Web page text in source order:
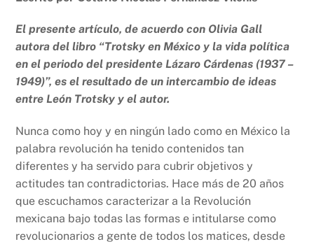
c
e
b
o
o
at
s
A
p
p
nt p
y
Li
n
k
El presente artículo, de acuerdo con Olivia Gall
autora del libro “Trotsky en México y la vida política
en el periodo del presidente Lázaro Cárdenas (1937 –
1949)”, es el resultado de un intercambio de ideas
entre León Trotsky y el autor.
Nunca como hoy y en ningún lado como en México la
palabra revolución ha tenido contenidos tan
diferentes y ha servido para cubrir objetivos y
actitudes tan contradictorias. Hace más de 20 años
que escuchamos caracterizar a la Revolución
mexicana bajo todas las formas e intitularse como
revolucionarios a gente de todos los matices, desde